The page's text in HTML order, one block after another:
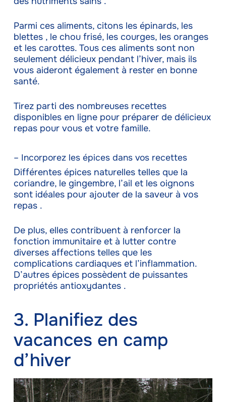
Parmi ces aliments, citons les épinards, les
blettes , le chou frisé, les courges, les oranges
et les carottes. Tous ces aliments sont non
seulement délicieux pendant l’hiver, mais ils
vous aideront également à rester en bonne
santé.
Tirez parti des nombreuses recettes
disponibles en ligne pour préparer de délicieux
repas pour vous et votre famille.
– Incorporez les épices dans vos recettes
Différentes épices naturelles telles que la
coriandre, le gingembre, l’ail et les oignons
sont idéales pour ajouter de la saveur à vos
repas .
De plus, elles contribuent à renforcer la
fonction immunitaire et à lutter contre
diverses affections telles que les
complications cardiaques et l’inflammation.
D’autres épices possèdent de puissantes
propriétés antioxydantes .
3. Planifiez des
vacances en camp
d’hiver